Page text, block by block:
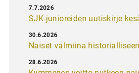
SJK-junioreiden uutiskirje
7.7.2026
Naiset valmiina
30.6.2026
28.6.2026